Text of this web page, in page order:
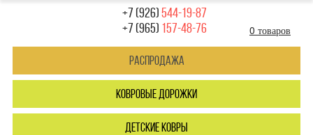
+7 (926)544-19-87
+7 (965) 157-48-76 0 товаров
Распродажа
ковровые дорожки
детские ковры